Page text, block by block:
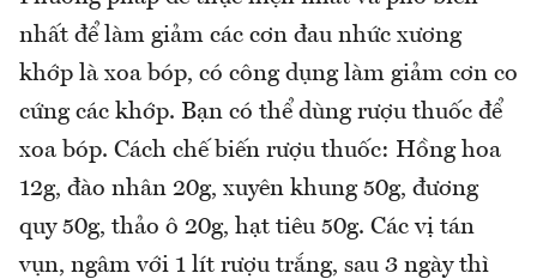
nhất để làm giảm các cơn đau nhức xương
khớp là xoa bóp, có công dụng làm giảm cơn co
cứng các khớp. Bạn có thể dùng rượu thuốc để
xoa bóp. Cách chế biến rượu thuốc: Hồng hoa
12g, đào nhân 20g, xuyên khung 50g, đương
quy 50g, thảo ô 20g, hạt tiêu 50g. Các vị tán
vụn, ngâm với 1 lít rượu trắng, sau 3 ngày thì